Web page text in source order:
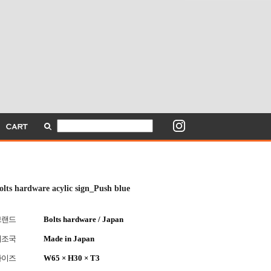
hardware acylic sign_Push blue
드 Bolts hardware / Japan
국 Made in Japan
즈 W65 × H30 × T3